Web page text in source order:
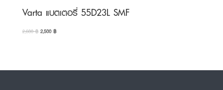
Varta แบตเตอรี่ 55D23L SMF
2,600฿ Original
2,500฿Current